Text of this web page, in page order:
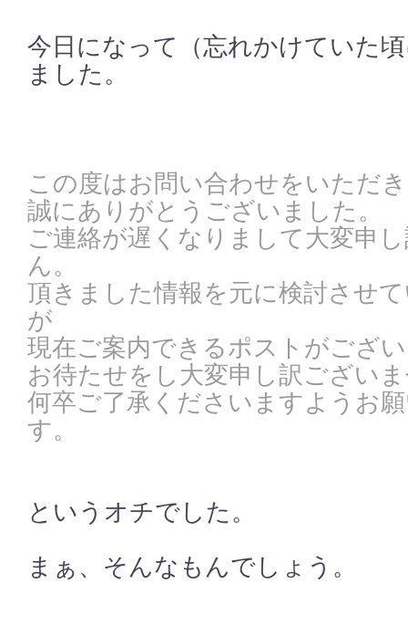
今日になって（忘れかけていた
ました。
この度はお問い合わせをいただ
誠にありがとうございました。
ご連絡が遅くなりまして大変申
ん。
頂きました情報を元に検討させ
が
現在ご案内できるポストがござ
お待たせをし大変申し訳ござい
何卒ご了承くださいますようお
す。
というオチでした。
まぁ、そんなもんでしょう。